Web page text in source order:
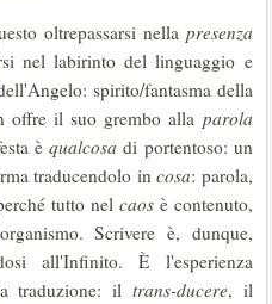
oltrepassarsi nella presenza
nel labirinto del linguaggio e
spirito/fantasma della
offre il suo grembo alla parola
èqualcosadi portentoso: un
traducendolo incosa: parola,
tutto nel caos è contenuto,
Scrivere è, dunque,
all'Infinito. È l'esperienza
traduzione: il trans-ducere, il